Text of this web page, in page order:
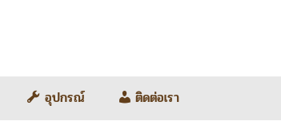
อุปกรณ์ ติดต่อเรา